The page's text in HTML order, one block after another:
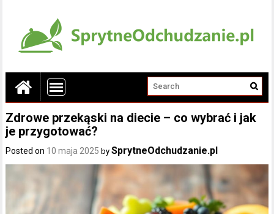
Zdrowe przekąski na diecie – co wybrać i jak
je przygotować?
Posted on 10 maja 2025 bySprytneOdchudzanie.pl